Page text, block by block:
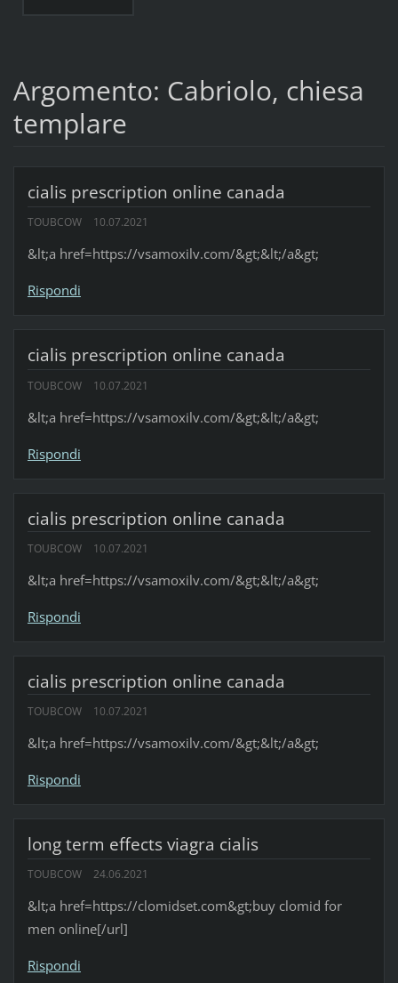
Argomento: Cabriolo, chiesa
templare
cialis prescription online canada
TOUBCOW 10.07.2021
&lt;a href=https://vsamoxilv.com/&gt;&lt;/a&gt;
Rispondi
cialis prescription online canada
TOUBCOW 10.07.2021
&lt;a href=https://vsamoxilv.com/&gt;&lt;/a&gt;
Rispondi
cialis prescription online canada
TOUBCOW 10.07.2021
&lt;a href=https://vsamoxilv.com/&gt;&lt;/a&gt;
Rispondi
cialis prescription online canada
TOUBCOW 10.07.2021
&lt;a href=https://vsamoxilv.com/&gt;&lt;/a&gt;
Rispondi
long term effects viagra cialis
TOUBCOW 24.06.2021
&lt;a href=https://clomidset.com&gt;buy clomid for
men online[/url]
Rispondi